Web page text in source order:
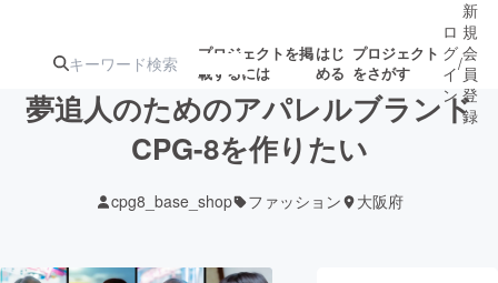
プロジェクトを掲
載するには
はじ
める
プロジェクト
をさがす
ターン
ジェクト
募集終了が近いプ
ロジェクト
されます
ロ
グ
イ
ン
/
新
規
会
員
登
録
夢追人のためのアパレルブランド
CPG-8を作りたい
cpg8_base_shop ファッション 大阪府